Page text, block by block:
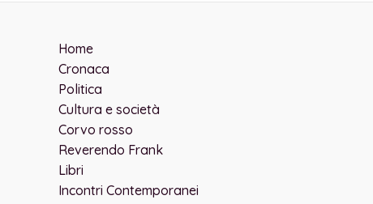
Home
Cronaca
Politica
Cultura e società
Corvo rosso
Reverendo Frank
Libri
Incontri Contemporanei